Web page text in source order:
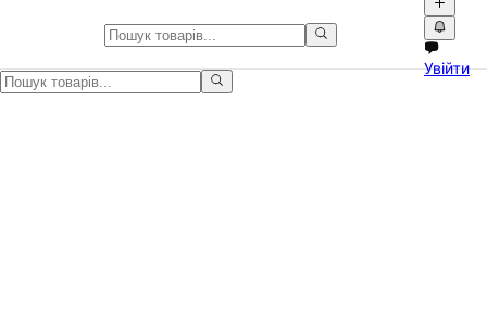
Принтери та МФУ в Україні
Принтери та МФУ в Україні на Npati. Купуйте та продавайте
Увійти